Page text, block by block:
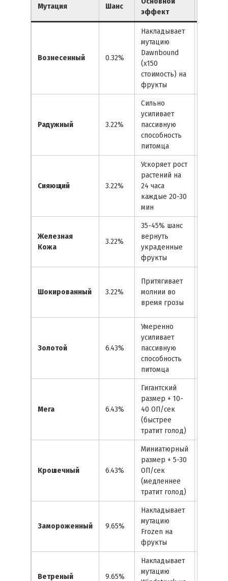
Мутация Шанс
эффект
Вознесенный 0.32%
Накладывает
мутацию
Dawnbound
(x150
стоимость) на
фрукты
Радужный 3.22%
Сильно
усиливает
пассивную
способность
питомца
Сияющий 3.22%
Ускоряет рост
растений на
24 часа
каждые 20-30
мин
Железная
Кожа
3.22%
35-45% шанс
вернуть
украденные
фрукты
Шокированный 3.22%
Притягивает
молнии во
время грозы
Золотой 6.43%
Умеренно
усиливает
пассивную
способность
питомца
Мега 6.43%
Гигантский
размер + 10-
40 ОП/сек
(быстрее
тратит голод)
Крошечный 6.43%
Миниатюрный
размер + 5-30
ОП/сек
(медленнее
тратит голод)
Замороженный 9.65%
Накладывает
мутацию
Frozen на
фрукты
Ветреный 9.65%
Накладывает
мутацию